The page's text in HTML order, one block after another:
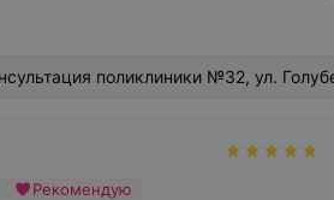
поликлиники №32, ул.
Рекомендую